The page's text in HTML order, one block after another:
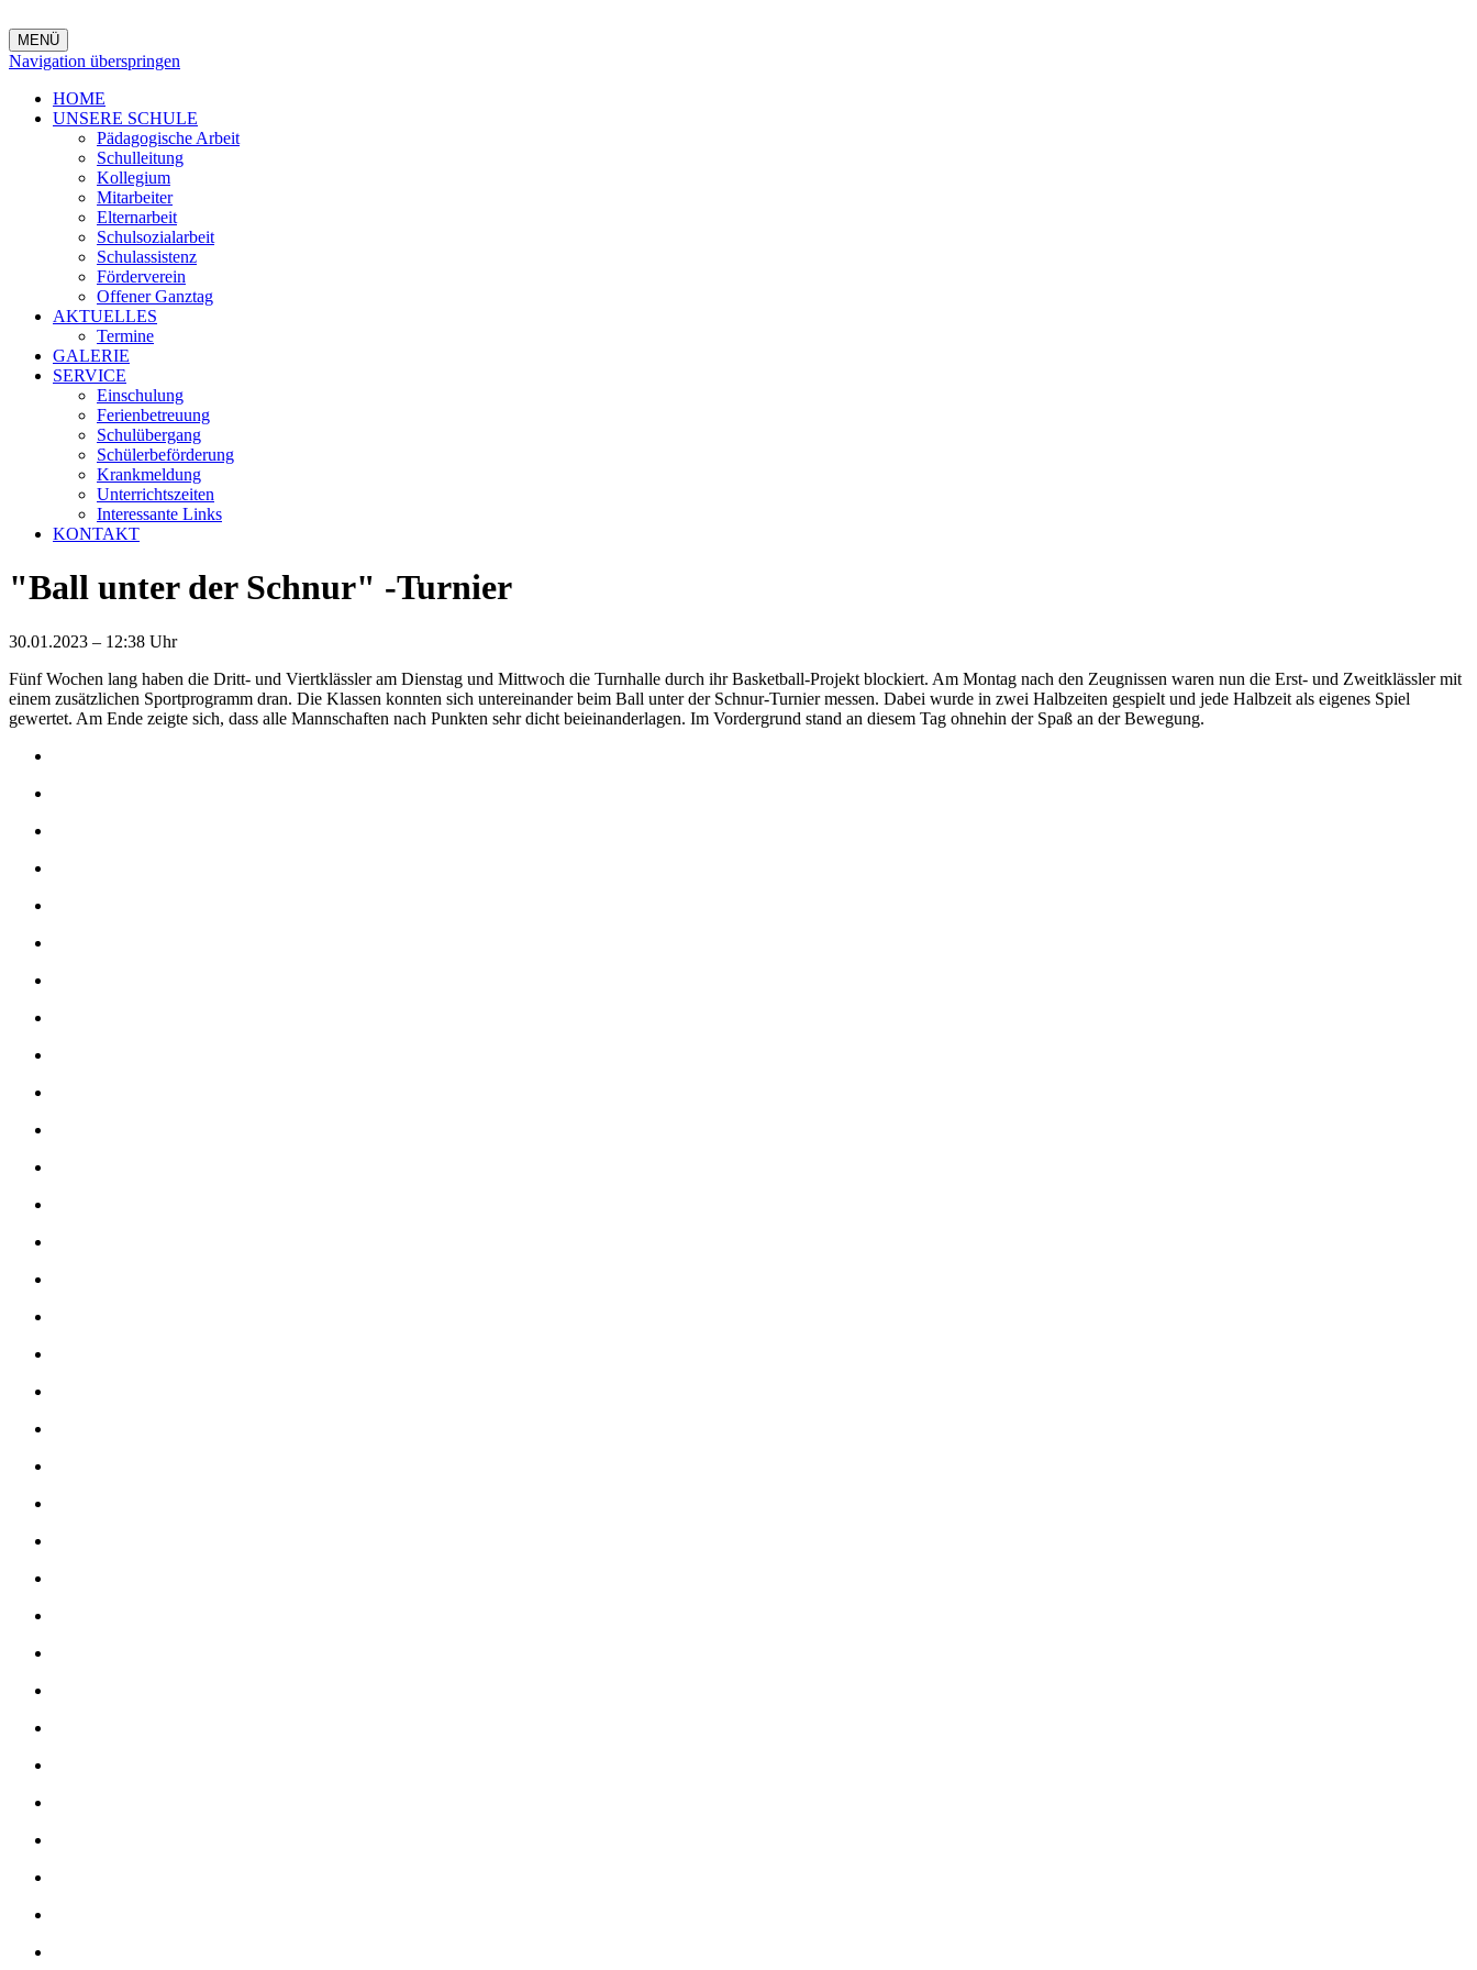
MENÜ
Navigation überspringen
HOME
UNSERE SCHULE
Pädagogische Arbeit
Schulleitung
Kollegium
Mitarbeiter
Elternarbeit
Schulsozialarbeit
Schulassistenz
Förderverein
Offener Ganztag
AKTUELLES
Termine
GALERIE
SERVICE
Einschulung
Ferienbetreuung
Schulübergang
Schülerbeförderung
Krankmeldung
Unterrichtszeiten
Interessante Links
KONTAKT
"Ball unter der Schnur" -Turnier
30.01.2023 – 12:38 Uhr
Fünf Wochen lang haben die Dritt- und Viertklässler am Dienstag und Mittwoch die Turnhalle durch ihr Basketball-Projekt blockiert. Am Montag nach den Zeugnissen waren nun die Erst- und Zweitklässler mit
einem zusätzlichen Sportprogramm dran. Die Klassen konnten sich untereinander beim Ball unter der Schnur-Turnier messen. Dabei wurde in zwei Halbzeiten gespielt und jede Halbzeit als eigenes Spiel
gewertet. Am Ende zeigte sich, dass alle Mannschaften nach Punkten sehr dicht beieinanderlagen. Im Vordergrund stand an diesem Tag ohnehin der Spaß an der Bewegung.